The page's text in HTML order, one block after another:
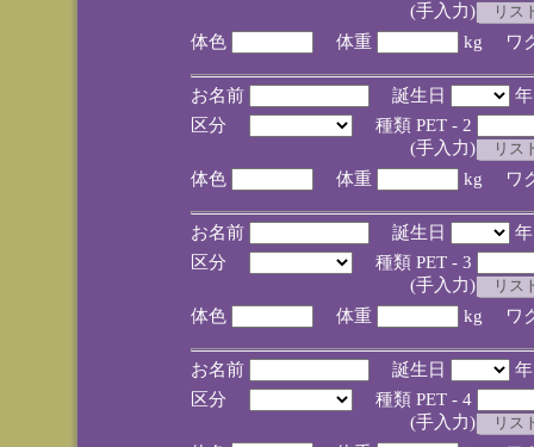
(手入力)
体色
体重 kg ワ
お名前 誕生日
区分
種類 PET - 2
(手入力)
体色
体重 kg ワ
お名前 誕生日
区分
種類 PET - 3
(手入力)
体色
体重 kg ワ
お名前 誕生日
区分
種類 PET - 4
(手入力)